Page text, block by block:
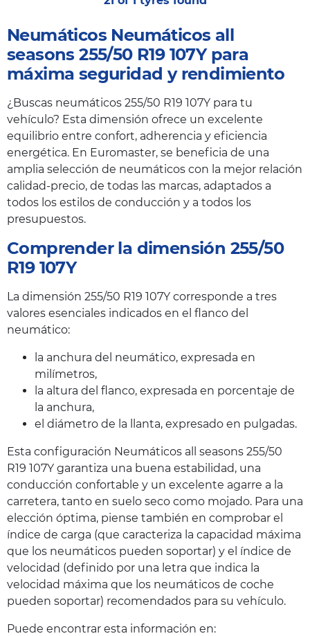
Neumáticos Neumáticos all
seasons 255/50 R19 107Y para
máxima seguridad y rendimiento
¿Buscas neumáticos 255/50 R19 107Y para tu
vehículo? Esta dimensión ofrece un excelente
equilibrio entre confort, adherencia y eficiencia
energética. En Euromaster, se beneficia de una
amplia selección de neumáticos con la mejor relación
calidad-precio, de todas las marcas, adaptados a
todos los estilos de conducción y a todos los
presupuestos.
Comprender la dimensión 255/50
R19 107Y
La dimensión 255/50 R19 107Y corresponde a tres
valores esenciales indicados en el flanco del
neumático:
la anchura del neumático, expresada en
milímetros,
la altura del flanco, expresada en porcentaje de
la anchura,
el diámetro de la llanta, expresado en pulgadas.
Esta configuración Neumáticos all seasons 255/50
R19 107Y garantiza una buena estabilidad, una
conducción confortable y un excelente agarre a la
carretera, tanto en suelo seco como mojado. Para una
elección óptima, piense también en comprobar el
índice de carga (que caracteriza la capacidad máxima
que los neumáticos pueden soportar) y el índice de
velocidad (definido por una letra que indica la
velocidad máxima que los neumáticos de coche
pueden soportar) recomendados para su vehículo.
Puede encontrar esta información en: